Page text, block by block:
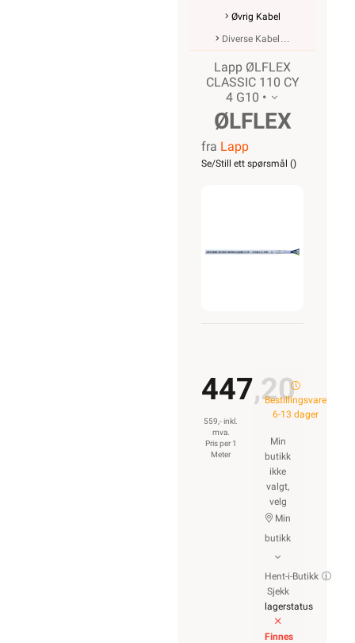
Øvrig Kabel
Diverse Kabel
Lapp ØLFLEX
CLASSIC 110 CY
4 G10 •
ØLFLEX
CLASSIC
fra Lapp
Se/Still ett spørsmål ()
447,20
559,- inkl.
mva.
Pris per 1
Meter
Bestillingsvare
6-13 dager
Min
butikk
ikke
valgt,
velg
Min
butikk
Hent-i-Butikk
Sjekk
lagerstatus
Finnes